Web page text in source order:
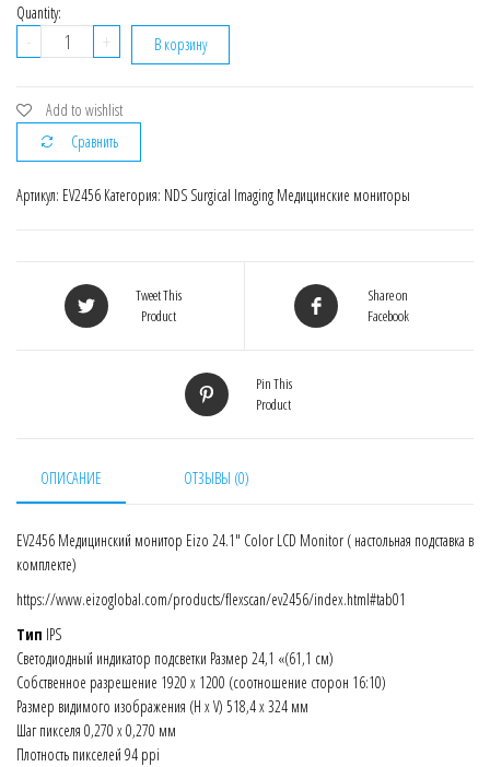
Quantity:
-
Количество
EV2456
монитор
Eizo
LCD
+ В корзину
Add to wishlist
Сравнить
Артикул: EV2456 Категория: NDS Surgical Imaging Медицинские мониторы
Tweet This
Product
Share on
Facebook
Pin This
Product
ОПИСАНИЕ ОТЗЫВЫ (0)
EV2456 Медицинский монитор Eizo 24.1″ Color LCD Monitor ( настольная подставка в
комплекте)
https://www.eizoglobal.com/products/flexscan/ev2456/index.html#tab01
Тип IPS
Светодиодный индикатор подсветки Размер 24,1 «(61,1 см)
Собственное разрешение 1920 x 1200 (соотношение сторон 16:10)
Размер видимого изображения (H x V) 518,4 x 324 мм
Шаг пикселя 0,270 x 0,270 мм
Плотность пикселей 94 ppi